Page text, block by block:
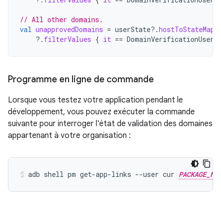
// All other domains.
val unapprovedDomains = userState?.hostToStateMap
?. filterValues { it ==
Programme en ligne de commande
Lorsque vous testez votre application pendant le
développement, vous pouvez exécuter la commande
suivante pour interroger l'état de validation des domaines
appartenant à votre organisation :
adb shell pm get-app-links --user cur